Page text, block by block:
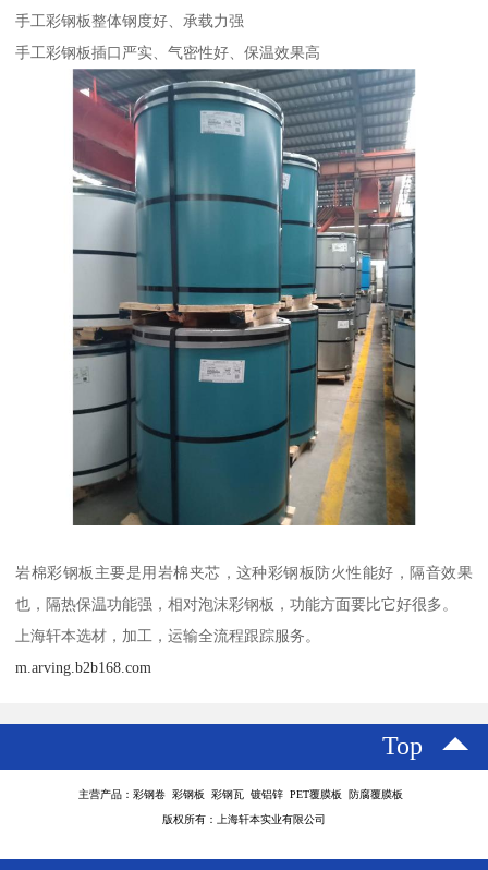
手工彩钢板整体钢度好、承载力强
手工彩钢板插口严实、气密性好、保温效果高
岩棉彩钢板主要是用岩棉夹芯，这种彩钢板防火性能好，隔音效果
也，隔热保温功能强，相对泡沫彩钢板，功能方面要比它好很多。
上海轩本选材，加工，运输全流程跟踪服务。
m.arving.b2b168.com
Top
主营产品：彩钢卷 彩钢板 彩钢瓦 镀铝锌 PET覆膜板 防腐覆膜板
版权所有：上海轩本实业有限公司